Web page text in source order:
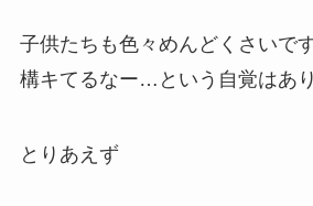
子供たちも色々めんどくさいで
構キてるなー…という自覚はあり
とりあえず